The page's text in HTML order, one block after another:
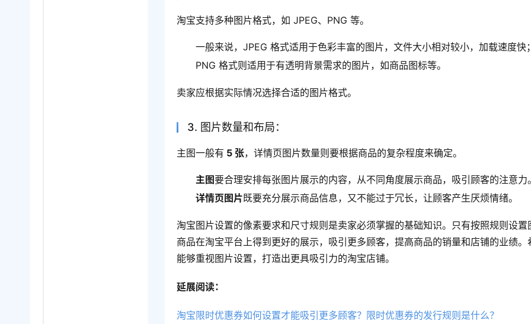
淘宝支持多种图片格式，如 JPEG、PNG 等。
一般来说，JPEG 格式适用于色彩丰富的图片，文件大小相对较小，加载速度快
PNG 格式则适用于有透明背景需求的图片，如商品图标等。
卖家应根据实际情况选择合适的图片格式。
3. 图片数量和布局：
主图一般有 5 张，详情页图片数量则要根据商品的复杂程度来确定。
主图要合理安排每张图片展示的内容，从不同角度展示商品，吸引顾客的注意力
详情页图片既要充分展示商品信息，又不能过于冗长，让顾客产生厌烦情绪。
淘宝图片设置的像素要求和尺寸规则是卖家必须掌握的基础知识。只有按照规则设置
商品在淘宝平台上得到更好的展示，吸引更多顾客，提高商品的销量和店铺的业绩。
能够重视图片设置，打造出更具吸引力的淘宝店铺。
延展阅读：
淘宝限时优惠券如何设置才能吸引更多顾客？限时优惠券的发行规则是什么？